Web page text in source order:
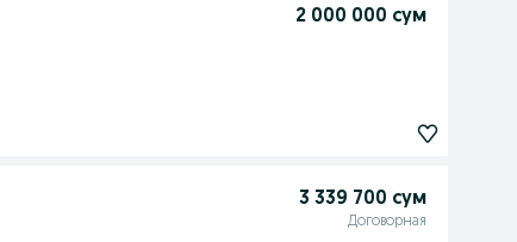
2 000 000 сум
3 339 700 сум
Договорная